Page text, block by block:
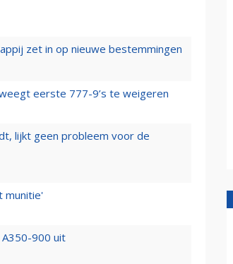
zet in op nieuwe bestemmingen
eerste 777-9’s te weigeren
lijkt geen probleem voor de
munitie'
900 uit